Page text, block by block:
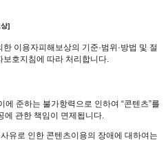
]
이용자피해보상의 기준·범위·방법 및 절
호지침에 따라 처리합니다.
준하는 불가항력으로 인하여 “콘텐츠”를
에 관한 책임이 면제됩니다.
유로 인한 콘텐츠이용의 장애에 대하여는